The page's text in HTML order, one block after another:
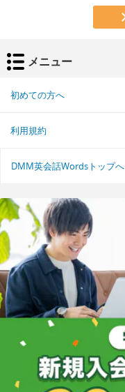
メニュー
初めての方へ
利用規約
DMM英会話Wordsトップへ